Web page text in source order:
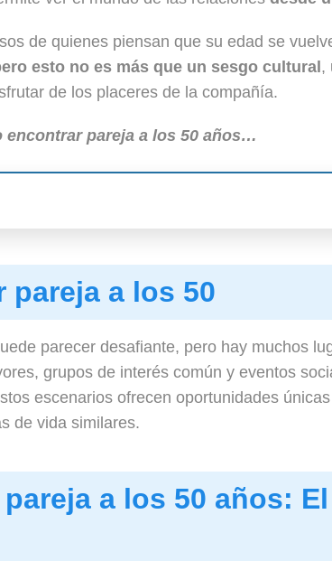
de quienes piensan que su edad se
esto no es más que un sesgo cultural ,
de los placeres de la compañía.
pareja a los 50 años…
pareja a los 50
parecer desafiante, pero hay muchos
grupos de interés común y eventos
escenarios ofrecen oportunidades
de vida similares.
a los 50 años: